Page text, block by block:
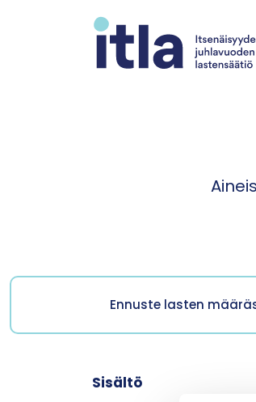
Ennuste lasten
Sisältö